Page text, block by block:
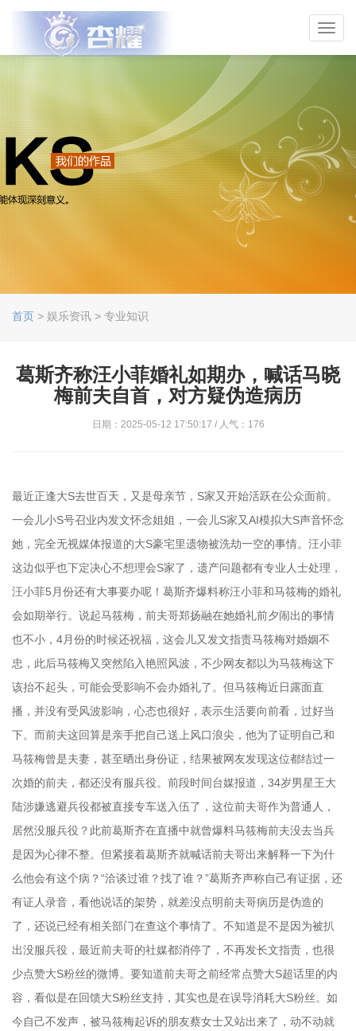
首页 > 娱乐资讯 > 专业知识
葛斯齐称汪小菲婚礼如期办，喊话马晓
梅前夫自首，对方疑伪造病历
日期：2025-05-12 17:50:17 / 人气：176
最近正逢大S去世百天，又是母亲节，S家又开始活跃在公众面前。
一会儿小S号召业内发文怀念姐姐，一会儿S家又AI模拟大S声音怀念
她，完全无视媒体报道的大S豪宅里遗物被洗劫一空的事情。汪小菲
这边似乎也下定决心不想理会S家了，遗产问题都有专业人士处理，
汪小菲5月份还有大事要办呢！葛斯齐爆料称汪小菲和马筱梅的婚礼
会如期举行。说起马筱梅，前夫哥郑扬融在她婚礼前夕闹出的事情
也不小，4月份的时候还祝福，这会儿又发文指责马筱梅对婚姻不
忠，此后马筱梅又突然陷入艳照风波，不少网友都以为马筱梅这下
该抬不起头，可能会受影响不会办婚礼了。但马筱梅近日露面直
播，并没有受风波影响，心态也很好，表示生活要向前看，过好当
下。而前夫这回算是亲手把自己送上风口浪尖，他为了证明自己和
马筱梅曾是夫妻，甚至晒出身份证，结果被网友发现这位都结过一
次婚的前夫，都还没有服兵役。前段时间台媒报道，34岁男星王大
陆涉嫌逃避兵役都被直接专车送入伍了，这位前夫哥作为普通人，
居然没服兵役？此前葛斯齐在直播中就曾爆料马筱梅前夫没去当兵
是因为心律不整。但紧接着葛斯齐就喊话前夫哥出来解释一下为什
么他会有这个病？“洽谈过谁？找了谁？”葛斯齐声称自己有证据，还
有证人录音，看他说话的架势，就差没点明前夫哥病历是伪造的
了，还说已经有相关部门在查这个事情了。不知道是不是因为被扒
出没服兵役，最近前夫哥的社媒都消停了，不再发长文指责，也很
少点赞大S粉丝的微博。要知道前夫哥之前经常点赞大S超话里的内
容，看似是在回馈大S粉丝支持，其实也是在误导消耗大S粉丝。如
今自己不发声，被马筱梅起诉的朋友蔡女士又站出来了，动不动就